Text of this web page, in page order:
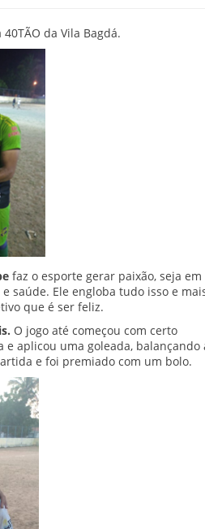
da Vila Bagdá.
faz o esporte gerar paixão, seja em
saúde. Ele engloba tudo isso e
que é ser feliz.
O jogo até começou com certo
aplicou uma goleada, balançando
e foi premiado com um bolo.